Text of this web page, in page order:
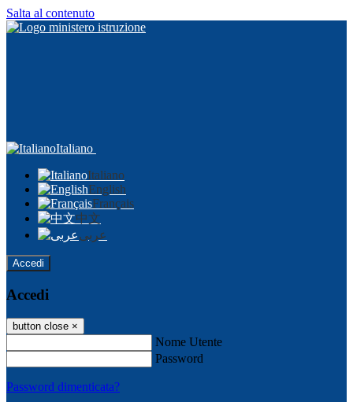
Salta al contenuto
Italiano
Italiano
English
Français
中文
عربى
Accedi
Accedi
button close ×
Nome Utente
Password
Password dimenticata?